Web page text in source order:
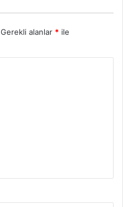
Gerekli alanlar * ile